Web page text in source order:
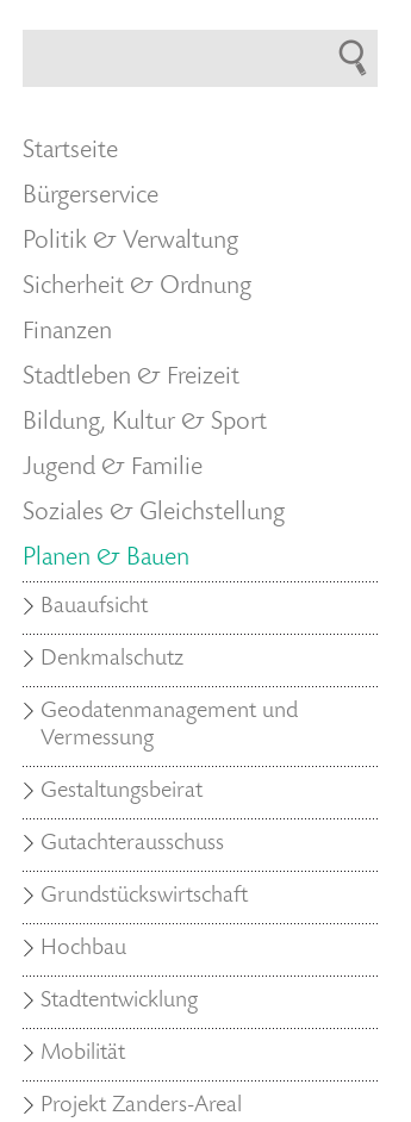
Startseite
Bürgerservice
Politik & Verwaltung
Sicherheit & Ordnung
Finanzen
Stadtleben & Freizeit
Bildung, Kultur & Sport
Jugend & Familie
Soziales & Gleichstellung
Planen & Bauen
Bauaufsicht
Denkmalschutz
Geodatenmanagement und
Vermessung
Gestaltungsbeirat
Gutachterausschuss
Grundstückswirtschaft
Hochbau
Stadtentwicklung
Mobilität
Projekt Zanders-Areal